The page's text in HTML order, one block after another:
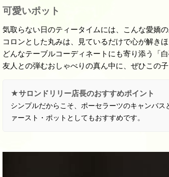
可愛いポット
気取らない日のティータイムには、こんな愛嬌
コロンとした丸みは、見ているだけで心が解き
どんなテーブルコーディネートにも寄り添う「
友人との弾むおしゃべりの真ん中に、ぜひこの
★サロンドリリー店長のおすすめポイント
シンプルだからこそ、ポーセラーツのキャンバ
ァースト・ポットとしてもおすすめです。